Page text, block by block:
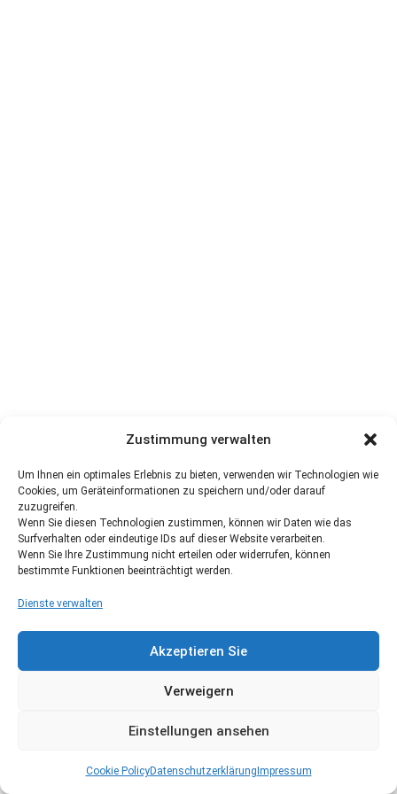
Zustimmung verwalten
Um Ihnen ein optimales Erlebnis zu bieten, verwenden wir Technologien wie
Cookies, um Geräteinformationen zu speichern und/oder darauf
zuzugreifen.
Wenn Sie diesen Technologien zustimmen, können wir Daten wie das
Surfverhalten oder eindeutige IDs auf dieser Website verarbeiten.
Wenn Sie Ihre Zustimmung nicht erteilen oder widerrufen, können
bestimmte Funktionen beeinträchtigt werden.
Dienste verwalten
Akzeptieren Sie
Verweigern
Einstellungen ansehen
Cookie PolicyDatenschutzerklärung Impressum